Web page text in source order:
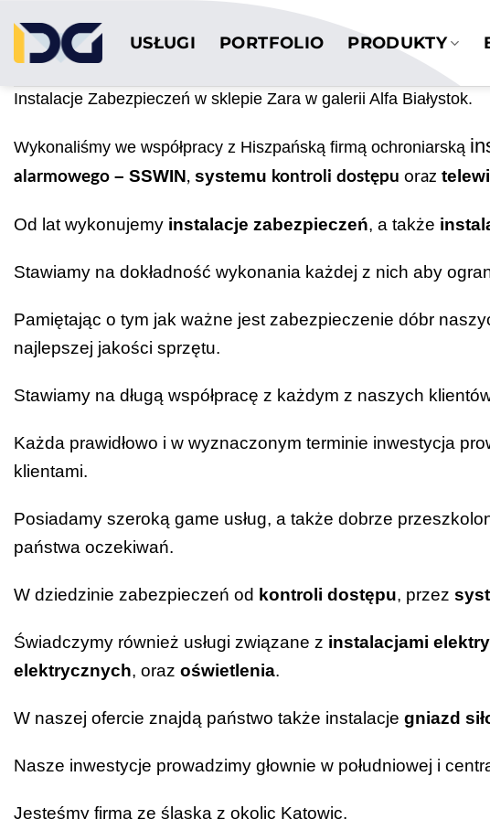
zawartości
USŁUGI PORTFOLIO PRODUKTY
Instalacje Zabezpieczeń w sklepie Zara w galerii Alfa Białystok.
Wykonaliśmy we współpracy z Hiszpańską firmą ochroniarską
alarmowego – SSWIN, systemu kontroli dostępu oraz
Od lat wykonujemy instalacje zabezpieczeń, a także
Stawiamy na dokładność wykonania każdej z nich aby
Pamiętając o tym jak ważne jest zabezpieczenie dóbr
najlepszej jakości sprzętu.
Stawiamy na długą współpracę z każdym z naszych
Każda prawidłowo i w wyznaczonym terminie inwestycja
klientami.
Posiadamy szeroką game usług, a także dobrze
państwa oczekiwań.
W dziedzinie zabezpieczeń od kontroli dostępu, przez
Świadczymy również usługi związane z instalacjami
elektrycznych, oraz oświetlenia.
W naszej ofercie znajdą państwo także instalacje gniazd
Nasze inwestycje prowadzimy głownie w południowej i
Jesteśmy firmą ze śląska z okolic Katowic.